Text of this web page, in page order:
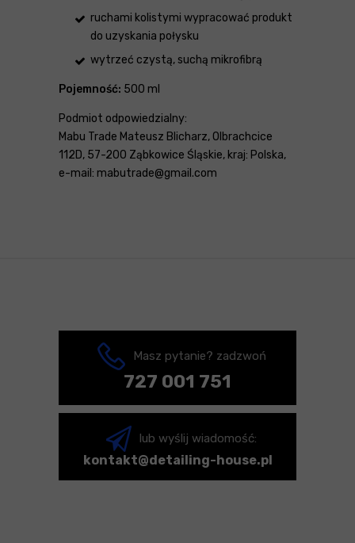
ruchami kolistymi wypracować produkt
do uzyskania połysku
wytrzeć czystą, suchą mikrofibrą
Pojemność: 500 ml
Podmiot odpowiedzialny:
Mabu Trade Mateusz Blicharz, Olbrachcice
112D, 57-200 Ząbkowice Śląskie, kraj: Polska,
e-mail: mabutrade@gmail.com
Masz pytanie? zadzwoń
727 001 751
lub wyślij wiadomość:
kontakt@detailing-house.pl